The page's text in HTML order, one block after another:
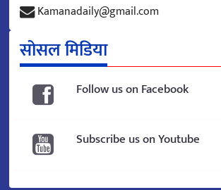
Kamanadaily@gmail.com
सोसल मिडिया
Follow us on Facebook
Subscribe us on Youtube